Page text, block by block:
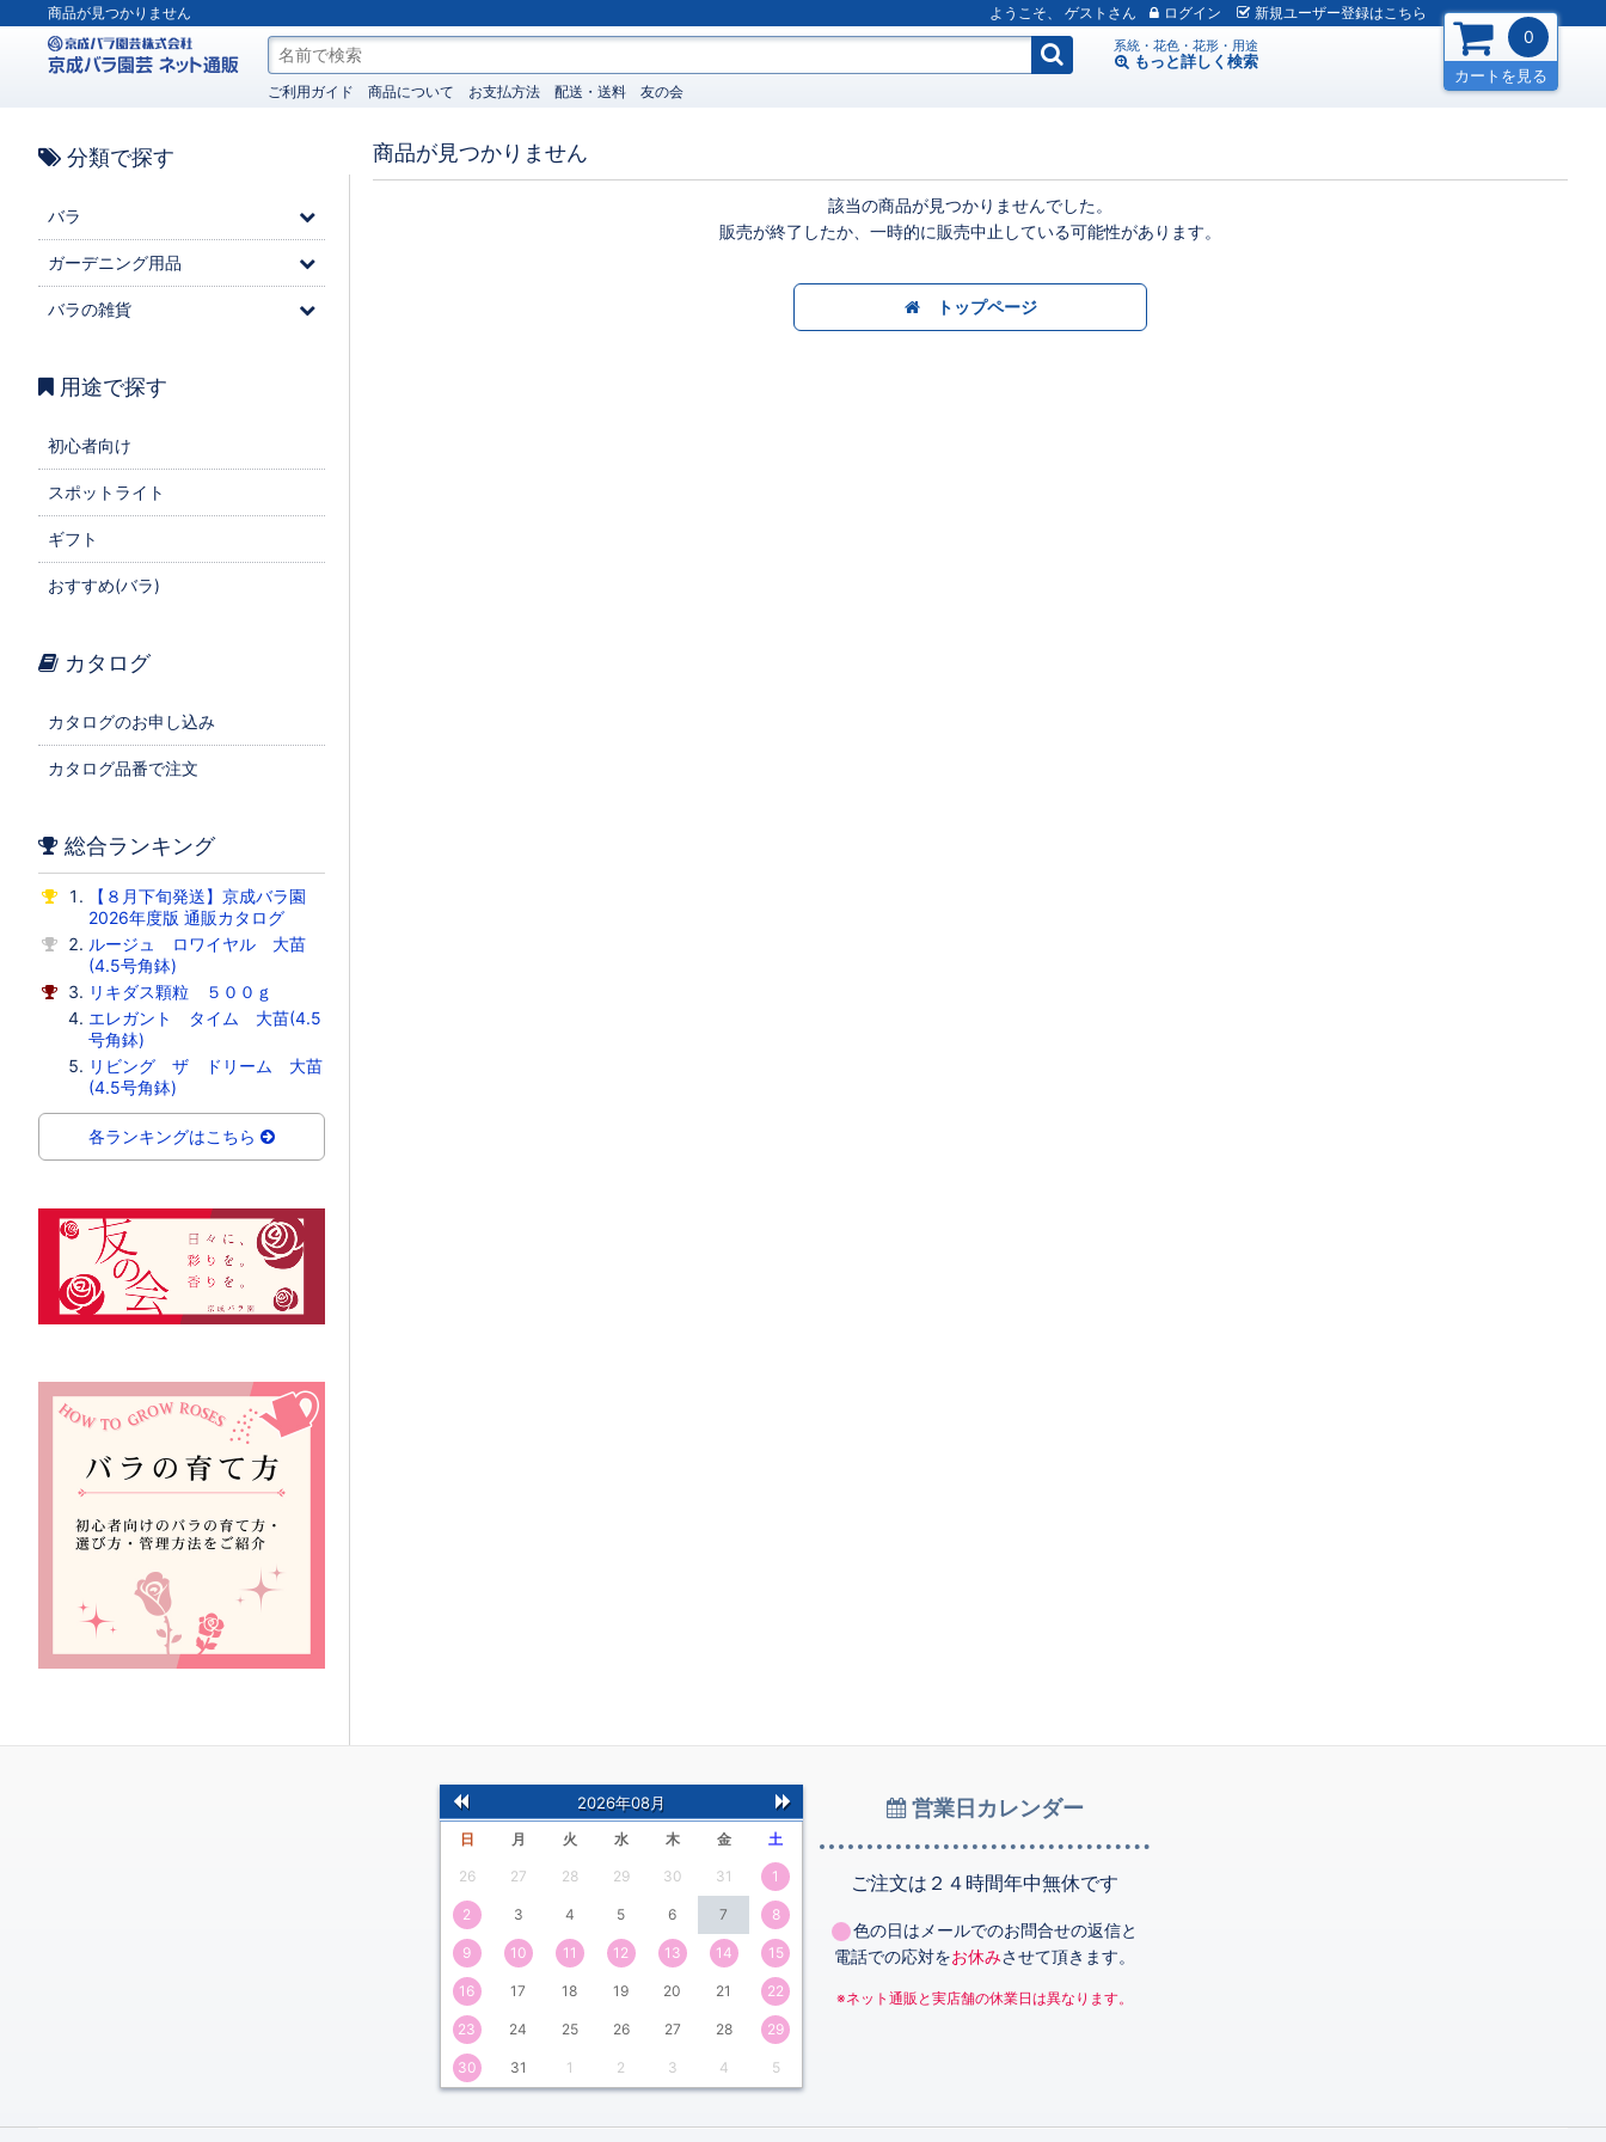
商品が見つかりません ようこそ、 ゲスト ログイン 新規ユーザー登録はこちら
系統・花色・花形・用途
もっと詳しく 検索
0
カートを見る
ご利用ガイド 商品について お支払方法 配送・送料 友の会
商品が見つかりません
該当の商品が見つかりませんでした。
販売が終了したか、一時的に販売中止している可能性があります。
トップページ
分類で探す
バラ
ガーデニング用品
バラの雑貨
用途で探す
初心者向け
スポットライト
ギフト
おすすめ(バラ)
カタログ
カタログのお申し込み
カタログ品番で注文
総合ランキング
【８月下旬発送】京成バラ園
2026年度版 通販カタログ
ルージュ ロワイヤル 大苗
(4.5号角鉢)
リキダス顆粒 ５００ｇ
エレガント タイム 大苗(4.5
号角鉢)
リビング ザ ドリーム 大苗
(4.5号角鉢)
各ランキングはこちら
前
の
月
次
月
2026年08月
日 月 火 水 木 金 土
26 27 28 29 30 31 1
2 3 4 5 6 7 8
9 10 11 12 13 14 15
16 17 18 19 20 21 22
23 24 25 26 27 28 29
30 31 1 2 3 4 5
営業日カレンダー
ご注文は２４時間年中無休です
色の日はメールでのお問合せの返信と
電話での応対をお休みさせて頂きます。
※ネット通販と実店舗の休業日は異なります。